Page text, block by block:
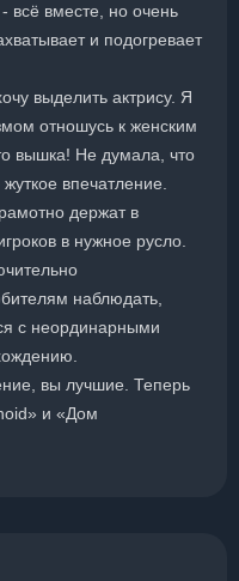
всё вместе, но очень
и подогревает
выделить актрису. Я
отношусь к женским
вышка! Не думала, что
впечатление.
держат в
в нужное русло.
наблюдать,
с неординарными
вы лучшие. Теперь
и «Дом